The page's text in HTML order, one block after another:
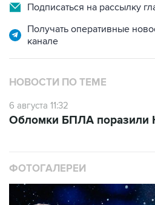
Подписаться на рассылку
Получать оперативные
канале
НОВОСТИ ПО ТЕМЕ
6 августа 11:32
Обломки БПЛА поразили
ФОТОГАЛЕРЕИ